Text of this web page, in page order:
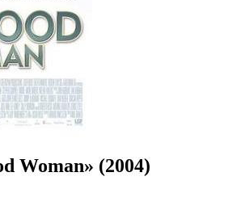
Woman» (2004)